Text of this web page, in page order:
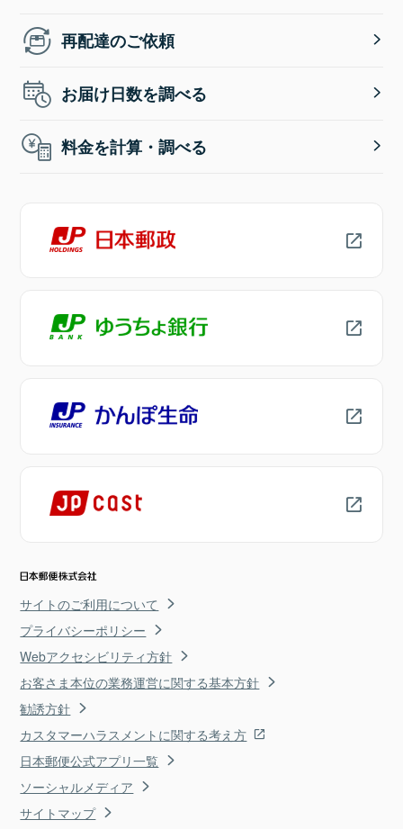
再配達のご依頼
お届け日数を調べる
料金を計算・調べる
サイトのご利用について
プライバシーポリシー
Webアクセシビリティ方針
お客さま本位の業務運営に関する基本方針
勧誘方針
カスタマーハラスメントに関する考え方
日本郵便公式アプリ一覧
ソーシャルメディア
サイトマップ